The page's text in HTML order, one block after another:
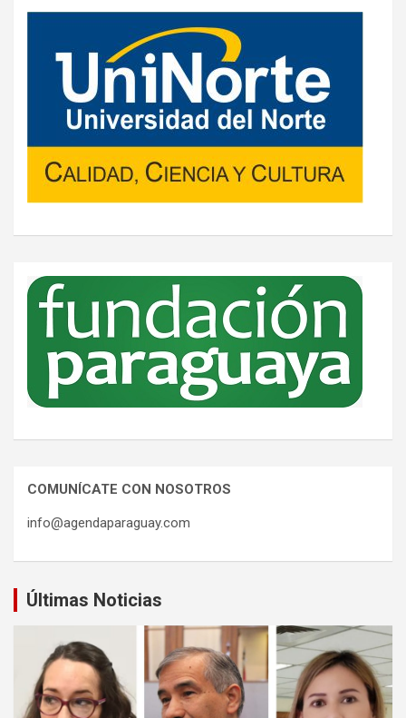
COMUNÍCATE CON NOSOTROS
info@agendaparaguay.com
Últimas Noticias